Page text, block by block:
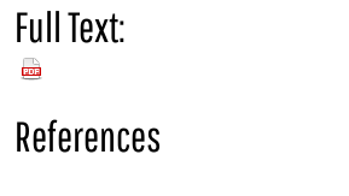
Full Text:
PDF
References